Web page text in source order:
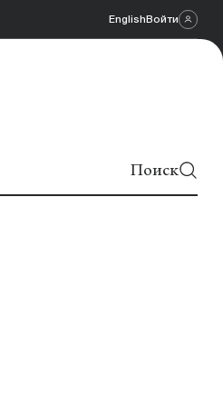
EnglishВойти
Поиск